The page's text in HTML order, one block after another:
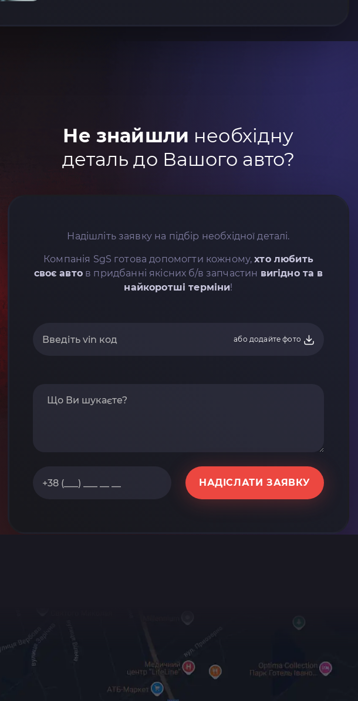
Не знайшли необхідну
деталь до Вашого авто?
Надішліть заявку на підбір необхідної деталі.
Компанія SgS готова допомогти кожному,хто любить
своє автов придбанні якісних б/в запчастин вигідно та в
найкоротші терміни!
або додайте фото
НАДІСЛАТИ ЗАЯВКУ